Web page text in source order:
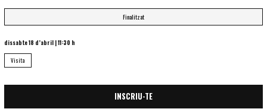
Finalitzat
dissabte 18 d’abril |11:30 h
Visita
INSCRIU-TE